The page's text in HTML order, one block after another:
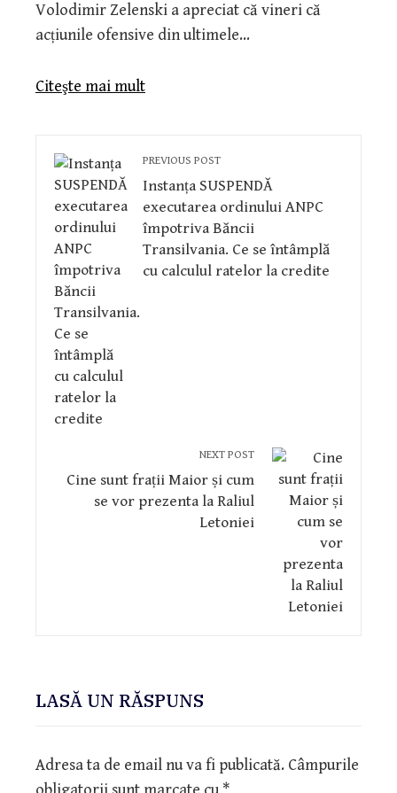
Volodimir Zelenski a apreciat că vineri că
acțiunile ofensive din ultimele…
Citeşte mai mult
PREVIOUS POST
Instanța SUSPENDĂ
executarea ordinului ANPC
împotriva Băncii
Transilvania. Ce se întâmplă
cu calculul ratelor la credite
NEXT POST
Cine sunt frații Maior și cum
se vor prezenta la Raliul
Letoniei
LASĂ UN RĂSPUNS
Adresa ta de email nu va fi publicată. Câmpurile